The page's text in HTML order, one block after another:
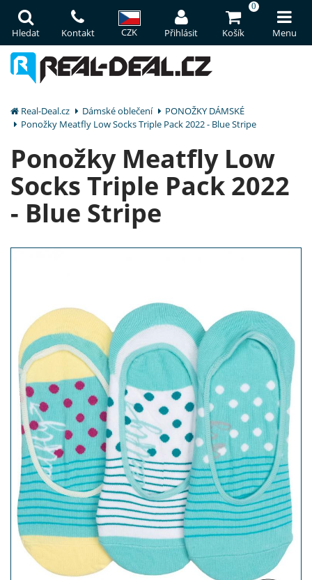
Hledat Kontakt CZK Přihlásit
0
Košík Menu
Real-Deal.cz Dámské oblečení
PONOŽKY DÁMSKÉ
Ponožky Meatfly Low Socks Triple Pack 2022 - Blue Stripe
Ponožky Meatfly Low
Socks Triple Pack 2022
- Blue Stripe